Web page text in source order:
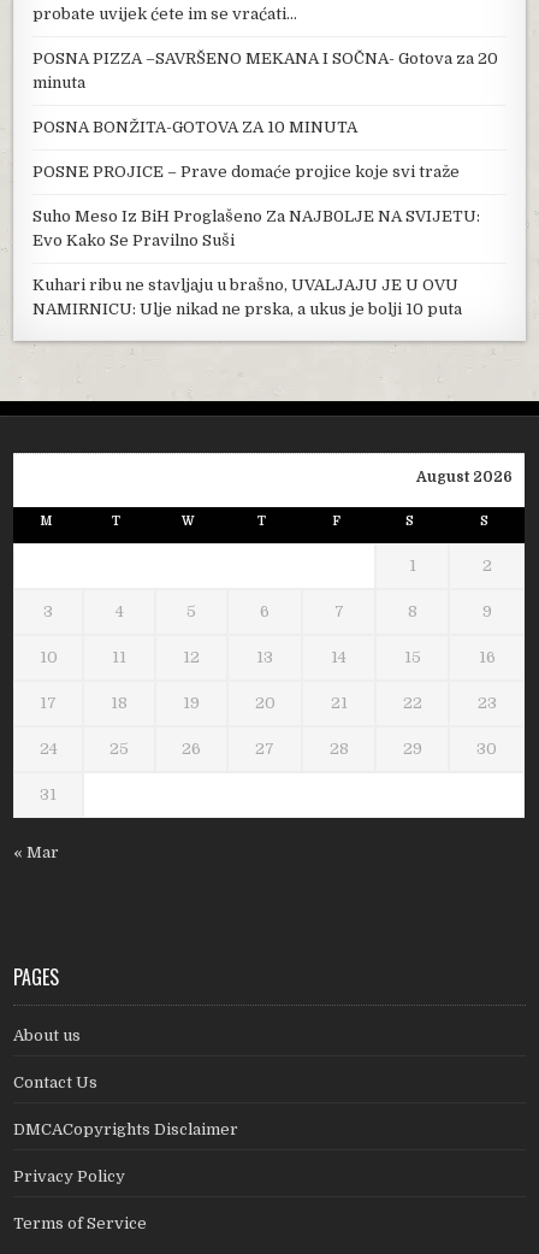
probate uvijek ćete im se vraćati…
POSNA PIZZA –SAVRŠENO MEKANA I SOČNA- Gotova za 20
minuta
POSNA BONŽITA-GOTOVA ZA 10 MINUTA
POSNE PROJICE – Prave domaće projice koje svi traže
Suho Meso Iz BiH Proglašeno Za NAJB0LJE NA SVIJETU:
Evo Kako Se Pravilno Suši
Kuhari ribu ne stavljaju u brašno, UVALJAJU JE U OVU
NAMIRNICU: Ulje nikad ne prska, a ukus je bolji 10 puta
August 2026
M T W T F S S
1 2
3 4 5 6 7 8 9
10 11 12 13 14 15 16
17 18 19 20 21 22 23
24 25 26 27 28 29 30
31
« Mar
PAGES
About us
Contact Us
DMCACopyrights Disclaimer
Privacy Policy
Terms of Service